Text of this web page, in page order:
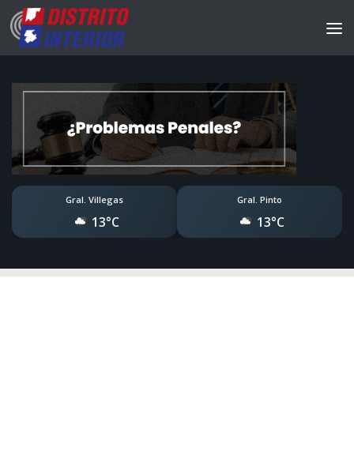
Gral. Villegas
13°C
Gral. Pinto
13°C